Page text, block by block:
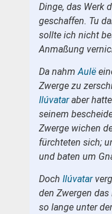
Dinge, das Werk
geschaffen. Tu
sollte ich nicht
Anmaßung
Da nahmAulë
Zwerge zu
Ilúvataraber
seinem
Zwerge wichen
fürchteten sich;
und baten um
Doch Ilúvatar
den Zwergen
so lange unter